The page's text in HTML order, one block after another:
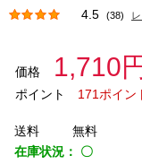
4.5 (38)
価格 1,710
ポイント
171ポイン
送料
無料
在庫状況： 〇